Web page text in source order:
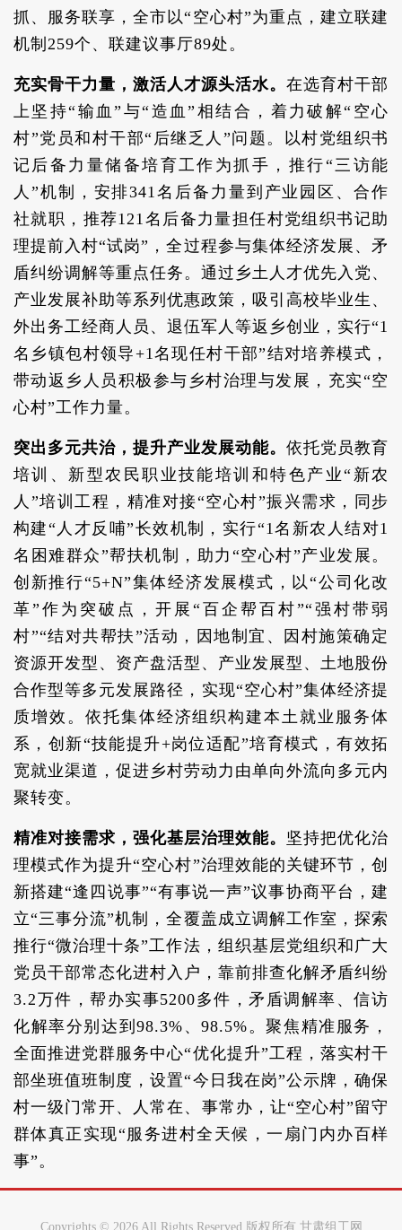
抓、服务联享，全市以“空心村”为重点，建立联建
机制259个、联建议事厅89处。
充实骨干力量，激活人才源头活水。 在选育村干部
上坚持“输血”与“造血”相结合，着力破解“空心
村”党员和村干部“后继乏人”问题。以村党组织书
记后备力量储备培育工作为抓手，推行“三访能
人”机制，安排341名后备力量到产业园区、合作
社就职，推荐121名后备力量担任村党组织书记助
理提前入村“试岗”，全过程参与集体经济发展、矛
盾纠纷调解等重点任务。通过乡土人才优先入党、
产业发展补助等系列优惠政策，吸引高校毕业生、
外出务工经商人员、退伍军人等返乡创业，实行“1
名乡镇包村领导+1名现任村干部”结对培养模式，
带动返乡人员积极参与乡村治理与发展，充实“空
心村”工作力量。
突出多元共治，提升产业发展动能。 依托党员教育
培训、新型农民职业技能培训和特色产业“新农
人”培训工程，精准对接“空心村”振兴需求，同步
构建“人才反哺”长效机制，实行“1名新农人结对1
名困难群众”帮扶机制，助力“空心村”产业发展。
创新推行“5+N”集体经济发展模式，以“公司化改
革”作为突破点，开展“百企帮百村”“强村带弱
村”“结对共帮扶”活动，因地制宜、因村施策确定
资源开发型、资产盘活型、产业发展型、土地股份
合作型等多元发展路径，实现“空心村”集体经济提
质增效。依托集体经济组织构建本土就业服务体
系，创新“技能提升+岗位适配”培育模式，有效拓
宽就业渠道，促进乡村劳动力由单向外流向多元内
聚转变。
精准对接需求，强化基层治理效能。 坚持把优化治
理模式作为提升“空心村”治理效能的关键环节，创
新搭建“逢四说事”“有事说一声”议事协商平台，建
立“三事分流”机制，全覆盖成立调解工作室，探索
推行“微治理十条”工作法，组织基层党组织和广大
党员干部常态化进村入户，靠前排查化解矛盾纠纷
3.2万件，帮办实事5200多件，矛盾调解率、信访
化解率分别达到98.3%、98.5%。聚焦精准服务，
全面推进党群服务中心“优化提升”工程，落实村干
部坐班值班制度，设置“今日我在岗”公示牌，确保
村一级门常开、人常在、事常办，让“空心村”留守
群体真正实现“服务进村全天候，一扇门内办百样
事”。
Copyrights © 2026 All Rights Reserved 版权所有 甘肃组工网